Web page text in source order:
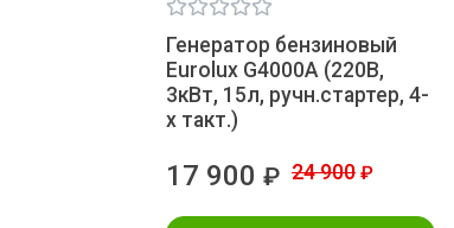
Генератор бензиновый
Eurolux G4000A (220В,
3кВт, 15л, ручн.стартер, 4-
х такт.)
17 900 ₽ 24 900 ₽